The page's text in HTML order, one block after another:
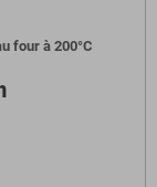
four à 200°C